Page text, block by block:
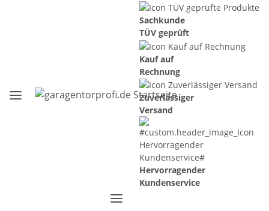
Sachkunde
TÜV geprüft
Kauf auf
Rechnung
Zuverlässiger
Versand
Hervorragender
Kundenservice